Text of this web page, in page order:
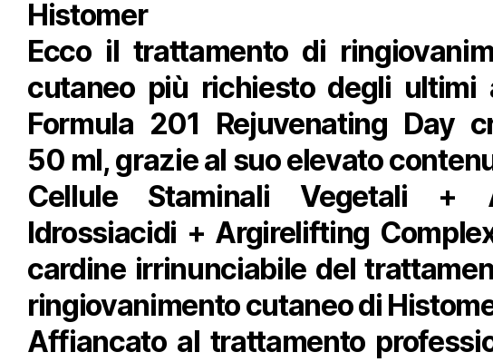
Histomer
Ecco il trattamento di
cutaneo più richiesto degli ultimi
Formula 201 Rejuvenating Day
50 ml, grazie al suo elevato
Cellule Staminali Vegetali +
Idrossiacidi + Argirelifting
cardine irrinunciabile del
ringiovanimento cutaneo di
Affiancato al trattamento